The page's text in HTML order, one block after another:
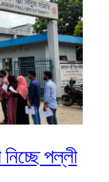
পল্লী